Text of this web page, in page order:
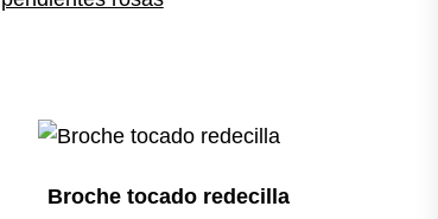
Broche tocado redecilla